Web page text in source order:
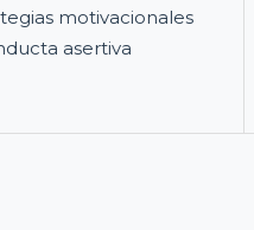
motivacionales
asertiva